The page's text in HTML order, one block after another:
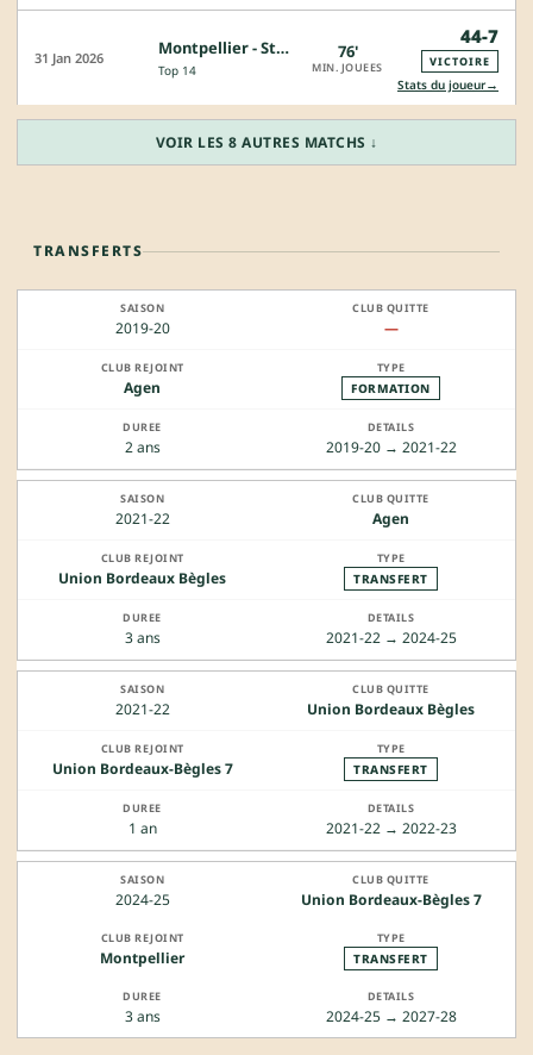
31 Jan 2026 Montpellier - Stade Français
Top 14
76'
MIN. JOUEES
44-7
VICTOIRE
Stats du joueur→
VOIR LES 8 AUTRES MATCHS ↓
TRANSFERTS
2019-20 —
Agen FORMATION
2 ans 2019-20 → 2021-22
2021-22 Agen
Union Bordeaux Bègles TRANSFERT
3 ans 2021-22 → 2024-25
2021-22 Union Bordeaux Bègles
Union Bordeaux-Bègles 7 TRANSFERT
1 an 2021-22 → 2022-23
2024-25 Union Bordeaux-Bègles 7
Montpellier TRANSFERT
3 ans 2024-25 → 2027-28